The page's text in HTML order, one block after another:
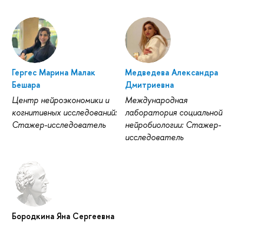
Гергес Марина Малак
Бешара
Центр нейроэкономики и
когнитивных исследований:
Стажер-исследователь
Медведева Александра
Дмитриевна
Международная
лаборатория социальной
нейробиологии: Стажер-
исследователь
Бородкина Яна Сергеевна